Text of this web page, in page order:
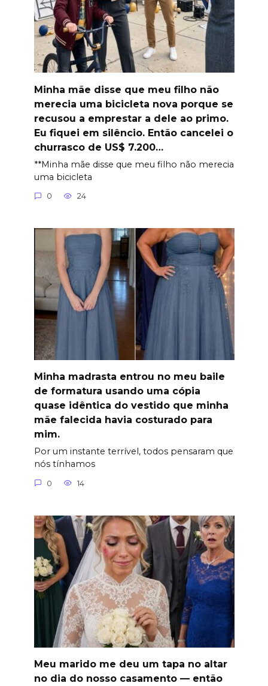
Minha mãe disse que meu filho não
merecia uma bicicleta nova porque se
recusou a emprestar a dele ao primo.
Eu fiquei em silêncio. Então cancelei o
churrasco de US$ 7.200…
**Minha mãe disse que meu filho não merecia
uma bicicleta
0 24
Minha madrasta entrou no meu baile
de formatura usando uma cópia
quase idêntica do vestido que minha
mãe falecida havia costurado para
mim.
Por um instante terrível, todos pensaram que
nós tínhamos
0 14
Meu marido me deu um tapa no altar
no dia do nosso casamento — então